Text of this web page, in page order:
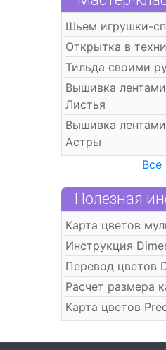
Шьем игрушки-
Открытка в
Тильда своими
Вышивка
Листья
Вышивка
Астры
Все
Полезная
Карта цветов
Инструкция
Перевод цветов
Расчет размера
Карта цветов